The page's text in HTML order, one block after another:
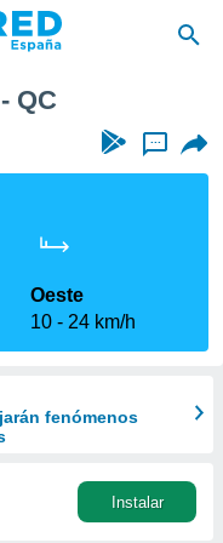
QC
...
Oeste
10
24 km/h
fenómenos
Instalar